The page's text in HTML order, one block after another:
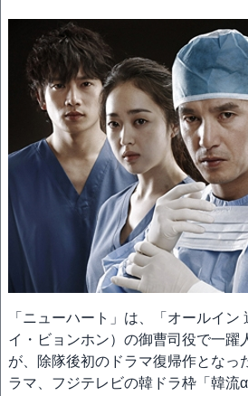
「ニューハート」は、「オールイン
イ・ビョンホン）の御曹司役で一躍
が、除隊後初のドラマ復帰作となっ
ラマ、フジテレビの韓ドラ枠「韓流